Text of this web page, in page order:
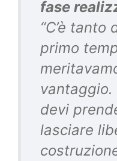
fase
“C’è
primo
vantaggio.
devi
lasciare